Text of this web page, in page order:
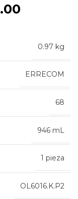
Current
$774.00.
0.97 kg
ERRECOM
68
946 mL
1 pieza
OL6016.K.P2